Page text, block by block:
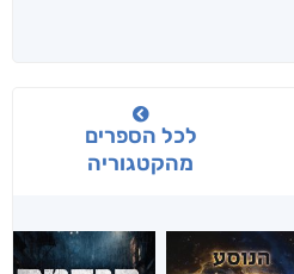
לכל הספרים
מהקטגוריה